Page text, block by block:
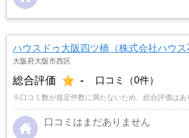
ハウスドゥ大阪四ツ橋（株式会社ハウス
大阪府大阪市西区
総合評価 - 口コミ（0件）
※口コミ数が規定件数に満たないため、総合評価はあ
口コミはまだありません